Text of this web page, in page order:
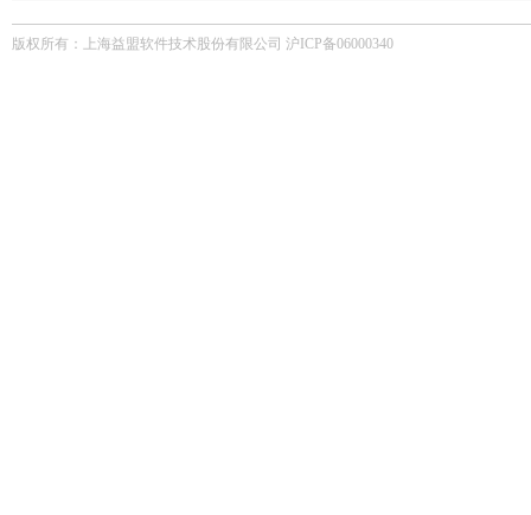
版权所有：上海益盟软件技术股份有限公司 沪ICP备06000340